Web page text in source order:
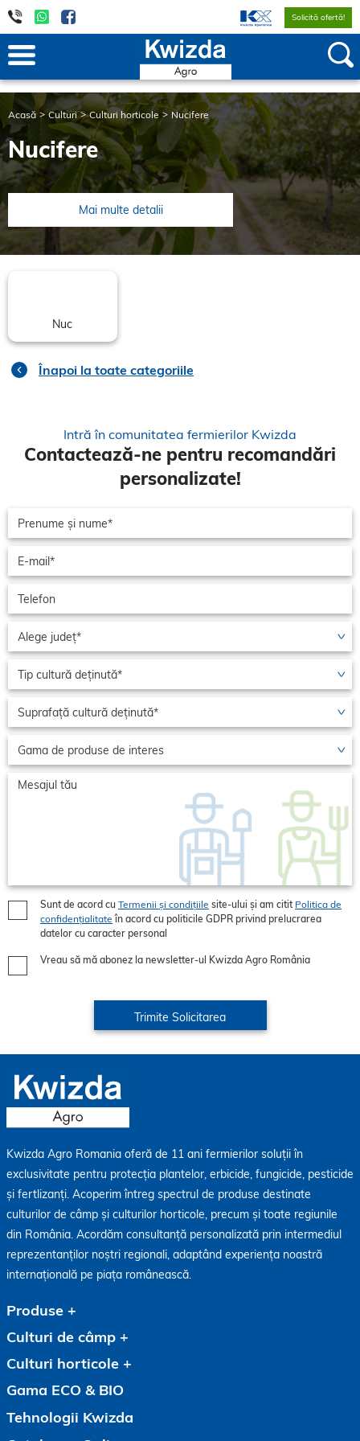
Solicită ofertă!
Acasă Culturi Culturi horticole Nucifere
Nucifere
Mai multe detalii
Nuc
Înapoi la toate categoriile
Intră în comunitatea fermierilor Kwizda
Contactează-ne pentru recomandări
personalizate!
Sunt de acord cu Termenii și condițiile site-ului și am citit Politica de
confidențialitate în acord cu politicile GDPR privind prelucrarea
datelor cu caracter personal
Vreau să mă abonez la newsletter-ul Kwizda Agro România
Kwizda Agro Romania oferă de 11 ani fermierilor soluții în
exclusivitate pentru protecția plantelor, erbicide, fungicide, pesticide
și fertlizanți. Acoperim întreg spectrul de produse destinate
culturilor de câmp și culturilor horticole, precum și toate regiunile
din România. Acordăm consultanță personalizată prin intermediul
reprezentanților noștri regionali, adaptând experiența noastră
internațională pe piața românească.
Produse
Culturi de câmp
Culturi horticole
Gama ECO & BIO
Tehnologii Kwizda